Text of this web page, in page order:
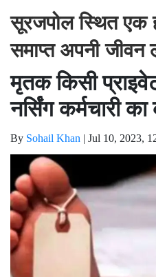
सूरजपोल स्थित एक
समाप्त अपनी जीवन
मृतक किसी
नर्सिंग कर्मचारी
By Sohail Khan | Jul 10, 2023,